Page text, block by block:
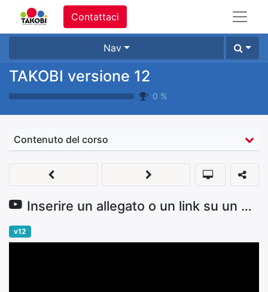
Contattaci
Nav
TAKOBI versione 12
0 %
Contenuto del corso
Inserire un allegato o un link su un documento
v12